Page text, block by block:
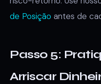
de Posição antes de
Passo 5:
Arriscar